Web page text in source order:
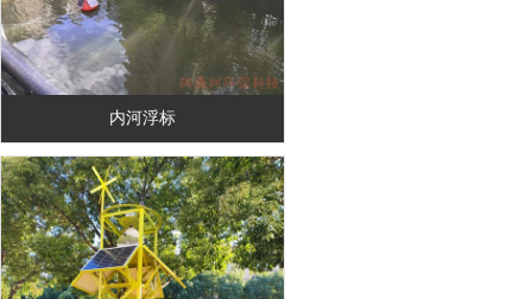
内河浮标